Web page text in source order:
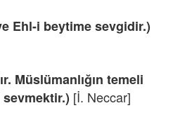
Ehl-i beytime sevgidir.)
Müslümanlığın temeli
[İ. Neccar]